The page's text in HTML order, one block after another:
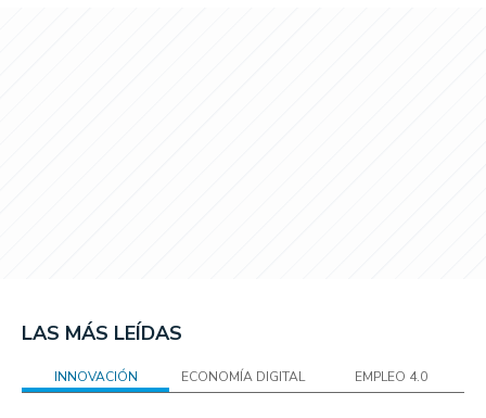
LAS MÁS LEÍDAS
INNOVACIÓN ECONOMÍA DIGITAL EMPLEO 4.0